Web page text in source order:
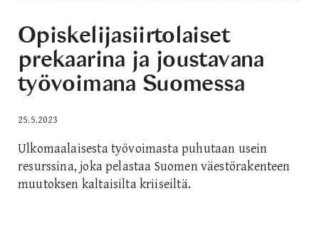
Opiskelijasiirtolaiset
prekaarina ja joustavana
työvoimana Suomessa
25.5.2023
Ulkomaalaisesta työvoimasta puhutaan usein
resurssina, joka pelastaa Suomen väestörakenteen
muutoksen kaltaisilta kriiseiltä.